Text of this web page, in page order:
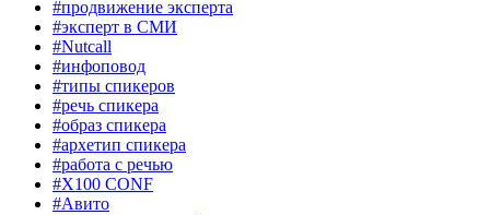
#продвижение эксперта
#эксперт в СМИ
#Nutcall
#инфоповод
#типы спикеров
#речь спикера
#образ спикера
#архетип спикера
#работа с речью
#X100 CONF
#Авито